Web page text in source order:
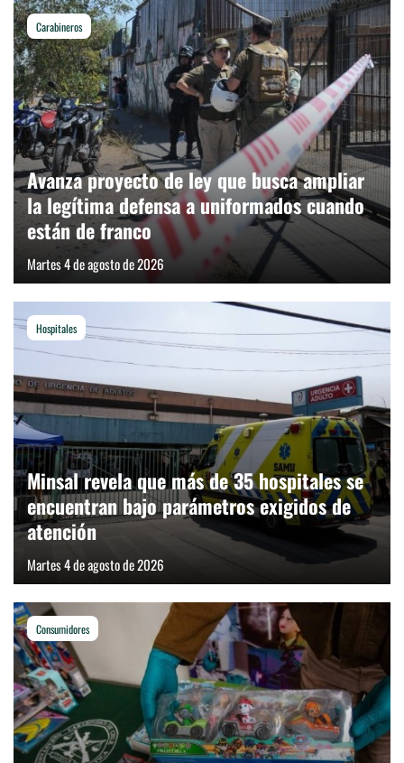
Carabineros
Avanza proyecto de ley que busca ampliar
la legítima defensa a uniformados cuando
están de franco
Martes 4 de agosto de 2026
Hospitales
Minsal revela que más de 35 hospitales se
encuentran bajo parámetros exigidos de
atención
Martes 4 de agosto de 2026
Consumidores